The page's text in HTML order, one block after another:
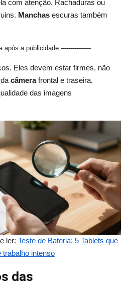
com atenção. Rachaduras ou
Manchasescuras também
após a publicidade ---------------
Eles devem estar firmes, não
câmerafrontal e traseira.
das imagens
ler: Teste de Bateria: 5 Tablets que
trabalho intenso
das